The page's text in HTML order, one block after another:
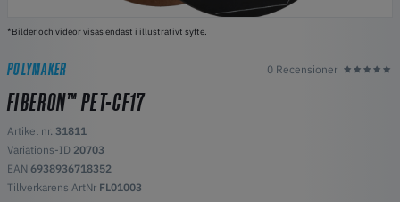
*Bilder och videor visas endast i illustrativt syfte.
POLYMAKER 0 Recensioner
FIBERON™ PET-CF17
Artikel nr. 31811
Variations-ID 20703
EAN 6938936718352
Tillverkarens ArtNr FL01003